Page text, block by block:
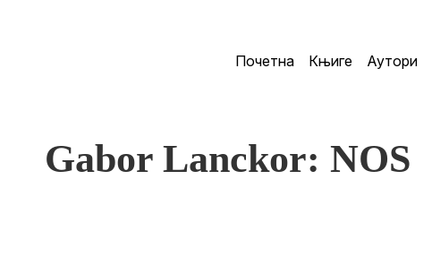
Почетна Књиге Аутори
Gabor Lanckor: NOS